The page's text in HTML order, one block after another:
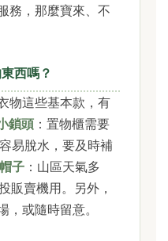
務，那麼寶來、不
西嗎？
物這些基本款，有
鎖頭 ：置物櫃需要
容易脫水，要及時補
子 ：山區天氣多
販賣機用。另外，
，或隨時留意。